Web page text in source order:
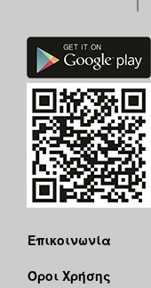
Επικοινωνία
Όροι Χρήσης